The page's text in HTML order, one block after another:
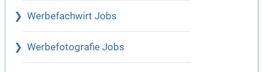
Werbefachwirt Jobs
Werbefotografie Jobs